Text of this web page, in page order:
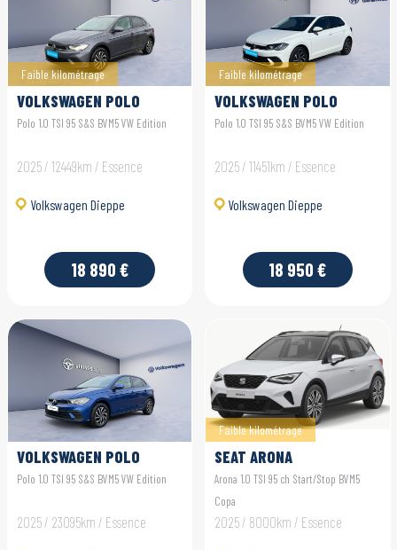
Faible kilométrage
VOLKSWAGEN POLO
Polo 1.0 TSI 95 S&S BVM5 VW Edition
2025 / 12449km / Essence
Volkswagen Dieppe
18 890 €
Faible kilométrage
VOLKSWAGEN POLO
Polo 1.0 TSI 95 S&S BVM5 VW Edition
2025 / 11451km / Essence
Volkswagen Dieppe
18 950 €
VOLKSWAGEN POLO
Polo 1.0 TSI 95 S&S BVM5 VW Edition
2025 / 23095km / Essence
Faible kilométrage
SEAT ARONA
Arona 1.0 TSI 95 ch Start/Stop BVM5
Copa
2025 / 8000km / Essence